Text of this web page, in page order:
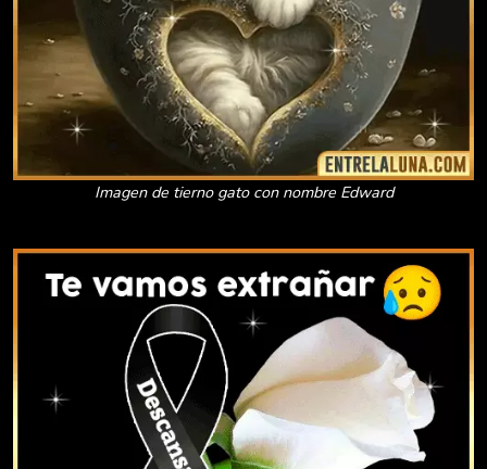
Imagen de tierno gato con nombre Edward